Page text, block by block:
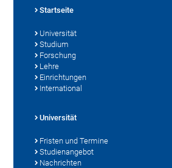
Startseite
Universität
Studium
Forschung
Lehre
Einrichtungen
International
Universität
Fristen und Termine
Studienangebot
Nachrichten